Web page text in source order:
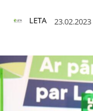
LETA